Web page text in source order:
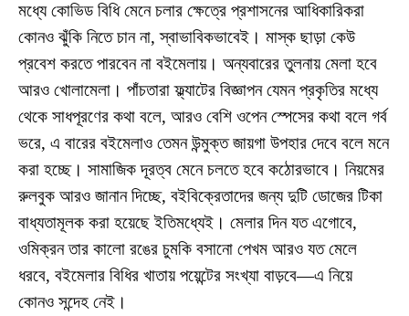
মধ্যে কোভিড বিধি মেনে চলার ক্ষেত্রে প্রশাসনের আধিকারিকরা
কোনও ঝুঁকি নিতে চান না, স্বাভাবিকভাবেই। মাস্ক ছাড়া কেউ
প্রবেশ করতে পারবেন না বইমেলায়। অন্যবারের তুলনায় মেলা হবে
আরও খোলামেলা। পাঁচতারা ফ্ল্যাটের বিজ্ঞাপন যেমন প্রকৃতির মধ্যে
থেকে সাধপূরণের কথা বলে, আরও বেশি ওপেন স্পেসের কথা বলে গর্ব
ভরে, এ বারের বইমেলাও তেমন উন্মুক্ত জায়গা উপহার দেবে বলে মনে
করা হচ্ছে। সামাজিক দূরত্ব মেনে চলতে হবে কঠোরভাবে। নিয়মের
রুলবুক আরও জানান দিচ্ছে, বইবিক্রেতাদের জন্য দুটি ডোজের টিকা
বাধ্যতামূলক করা হয়েছে ইতিমধ্যেই। মেলার দিন যত এগোবে,
ওমিক্রন তার কালো রঙের চুমকি বসানো পেখম আরও যত মেলে
ধরবে, বইমেলার বিধির খাতায় পয়েন্টের সংখ্যা বাড়বে—এ নিয়ে
কোনও সন্দেহ নেই।